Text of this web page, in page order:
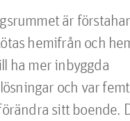
är
hemifrån och
ha mer inbyggda
och var
sitt boende.